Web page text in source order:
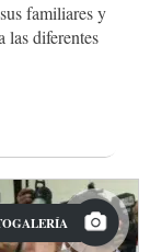
familiares y
las diferentes